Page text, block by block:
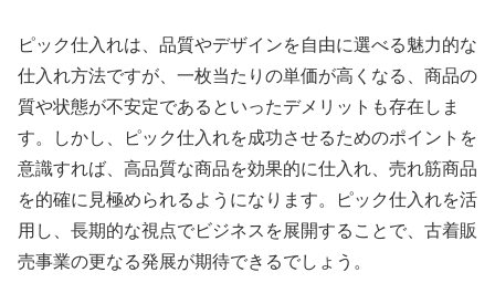
ピック仕入れは、品質やデザインを自由に選べる魅力的な
仕入れ方法ですが、一枚当たりの単価が高くなる、商品の
質や状態が不安定であるといったデメリットも存在しま
す。しかし、ピック仕入れを成功させるためのポイントを
意識すれば、高品質な商品を効果的に仕入れ、売れ筋商品
を的確に見極められるようになります。ピック仕入れを活
用し、長期的な視点でビジネスを展開することで、古着販
売事業の更なる発展が期待できるでしょう。